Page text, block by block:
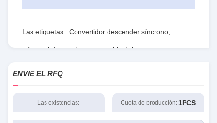
Las etiquetas: Convertidor descender síncrono
Arsenal de puerta programable del campo,
ENVÍE EL RFQ
Las existencias: Cuota de producción: 1PCS